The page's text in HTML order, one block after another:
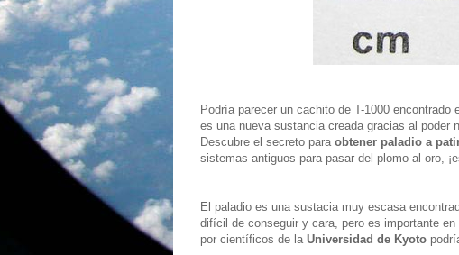
Podría parecer un cachito de T-1000
es una nueva sustancia creada gracias al poder
Descubre el secreto para obtener paladio a
sistemas antiguos para pasar del plomo al oro,
El paladio es una sustacia muy escasa
difícil de conseguir y cara, pero es importante
por científicos de la Universidad de Kyoto